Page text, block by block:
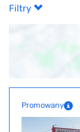
Filtry
Promowany